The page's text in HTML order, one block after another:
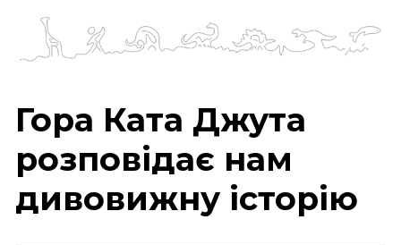
Гора Ката Джута
розповідає нам
дивовижну історію